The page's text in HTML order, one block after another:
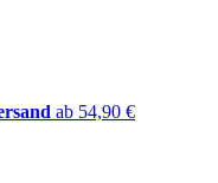
ab 54,90 €